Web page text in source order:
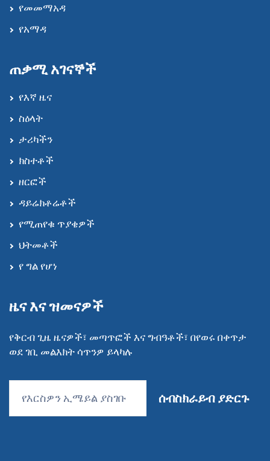
የመመማአዳ
የአማዳ
ጠቃሚ አገናኞች
የእኛ ዜና
ስዕላት
ታሪካችን
ክስተቶች
ዘርፎች
ዳይሬክቶሬቶች
የሚጠየቁ ጥያቄዎች
ህትመቶች
የ ግል የሆነ
ዜና እና ዝመናዎች
የቅርብ ጊዜ ዜናዎች፣ መጣጥፎች እና ግብዓቶች፣ በየወሩ በቀጥታ
ወደ ገቢ መልእክት ሳጥንዎ ይላካሉ
ሰብስክራይብ ያድርጉ